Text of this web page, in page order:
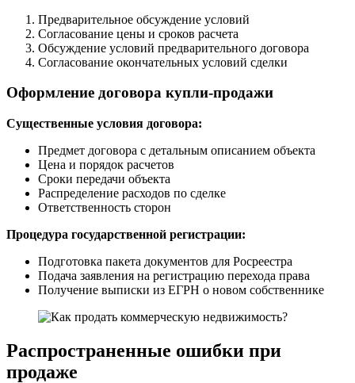
Предварительное обсуждение условий
Согласование цены и сроков расчета
Обсуждение условий предварительного договора
Согласование окончательных условий сделки
Оформление договора купли-продажи
Существенные условия договора:
Предмет договора с детальным описанием объекта
Цена и порядок расчетов
Сроки передачи объекта
Распределение расходов по сделке
Ответственность сторон
Процедура государственной регистрации:
Подготовка пакета документов для Росреестра
Подача заявления на регистрацию перехода права
Получение выписки из ЕГРН о новом собственнике
Распространенные ошибки при
продаже